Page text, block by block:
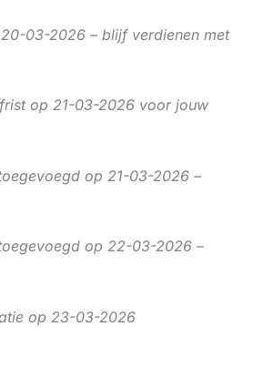
03-2026 – blijf verdienen met
op 21-03-2026 voor jouw
op 21-03-2026 –
op 22-03-2026 –
op 23-03-2026